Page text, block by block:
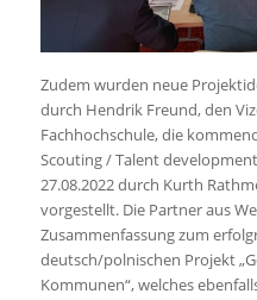
Zudem wurden neue
durch Hendrik Freund, den
Fachhochschule, die
Scouting / Talent
27.08.2022 durch Kurth
vorgestellt. Die Partner aus
Zusammenfassung zum
deutsch/polnischen Projekt
Kommunen“, welches